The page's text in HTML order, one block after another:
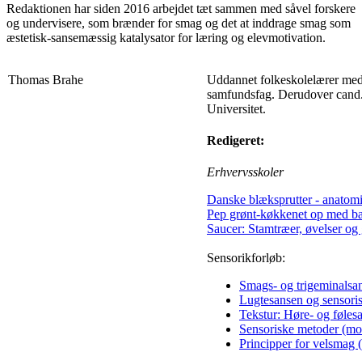
Redaktionen har siden 2016 arbejdet tæt sammen med såvel forskere
og undervisere, som brænder for smag og det at inddrage smag som
æstetisk-sansemæssig katalysator for læring og elevmotivation.
Thomas Brahe
Uddannet folkeskolelærer
samfundsfag. Derudover
Universitet.
Redigeret:
Erhvervsskoler
Danske blæksprutter -
Pep grønt-køkkenet op med
Saucer: Stamtræer, øvelser
Sensorikforløb:
Smags- og
Lugtesansen og
Tekstur: Høre- og
Sensoriske metoder
Principper for velsmag